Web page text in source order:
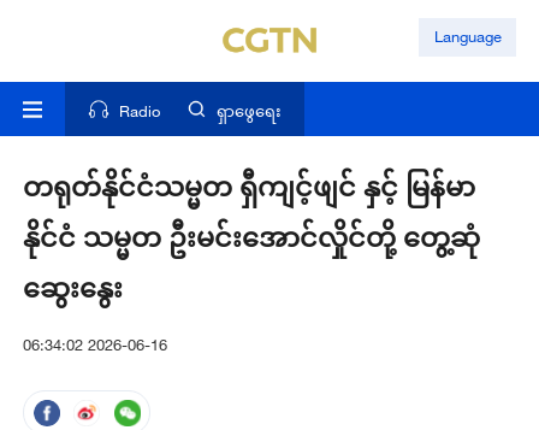
Language
Radio ရှာဖွေရေး
တရုတ်နိုင်ငံသမ္မတ ရှီကျင့်ဖျင် နှင့် မြန်မာ
နိုင်ငံ သမ္မတ ဦးမင်းအောင်လှိုင်တို့ တွေ့ဆုံ
ဆွေးနွေး
06:34:02 2026-06-16